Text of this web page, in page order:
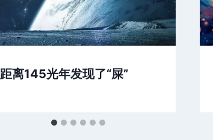
距离145光年发现了“屎”